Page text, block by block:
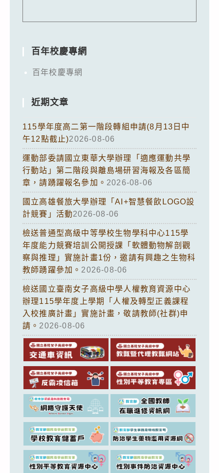
百年校慶專網
百年校慶專網
近期文章
115學年度高二第一階段轉組申請(8月13日中
午12點截止)2026-08-06
運動部委請國立東華大學辦理「適應運動共學
行動站」第二階段與離島場研習海報及各區簡
章，請踴躍報名參加。 2026-08-06
國立高雄餐旅大學辦理「AI+智慧餐飲LOGO設
計競賽」活動2026-08-06
檢送普通型高級中等學校生物學科中心115學
年度能力競賽培訓公開授課「軟體動物解剖觀
察與推理」實施計畫1份，邀請有興趣之生物科
教師踴躍參加。 2026-08-06
檢送國立臺南女子高級中學人權教育資源中心
辦理115學年度上學期「人權及轉型正義課程
入校推廣計畫」實施計畫，敬請教師(社群)申
請。 2026-08-06